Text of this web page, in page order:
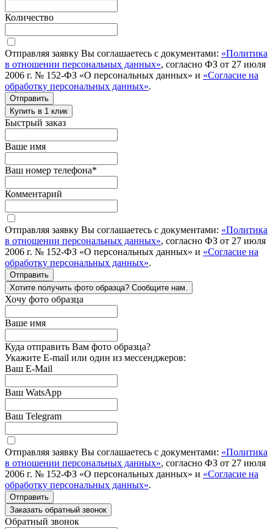
Количество
Отправляя заявку Вы соглашаетесь с документами: «Политика
в отношении персональных данных», согласно ФЗ от 27 июля
2006 г. № 152-ФЗ «О персональных данных» и «Согласие на
обработку персональных данных».
Отправить
Купить в 1 клик
Быстрый заказ
Ваше имя
Ваш номер телефона*
Комментарий
Отправляя заявку Вы соглашаетесь с документами: «Политика
в отношении персональных данных», согласно ФЗ от 27 июля
2006 г. № 152-ФЗ «О персональных данных» и «Согласие на
обработку персональных данных».
Отправить
Хотите получить фото образца? Сообщите нам.
Хочу фото образца
Ваше имя
Куда отправить Вам фото образца?
Укажите E-mail или один из мессенджеров:
Ваш E-Mail
Ваш WatsApp
Ваш Telegram
Отправляя заявку Вы соглашаетесь с документами: «Политика
в отношении персональных данных», согласно ФЗ от 27 июля
2006 г. № 152-ФЗ «О персональных данных» и «Согласие на
обработку персональных данных».
Отправить
Заказать обратный звонок
Обратный звонок